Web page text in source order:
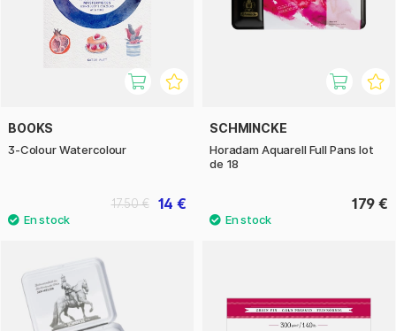
BOOKS
3-Colour Watercolour
14 €
17.50 €
SCHMINCKE
Horadam Aquarell Full Pans lot
de 18
179 €